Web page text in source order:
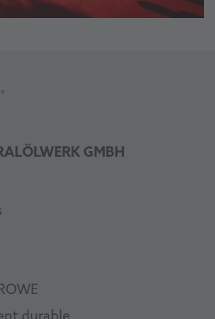
GMBH